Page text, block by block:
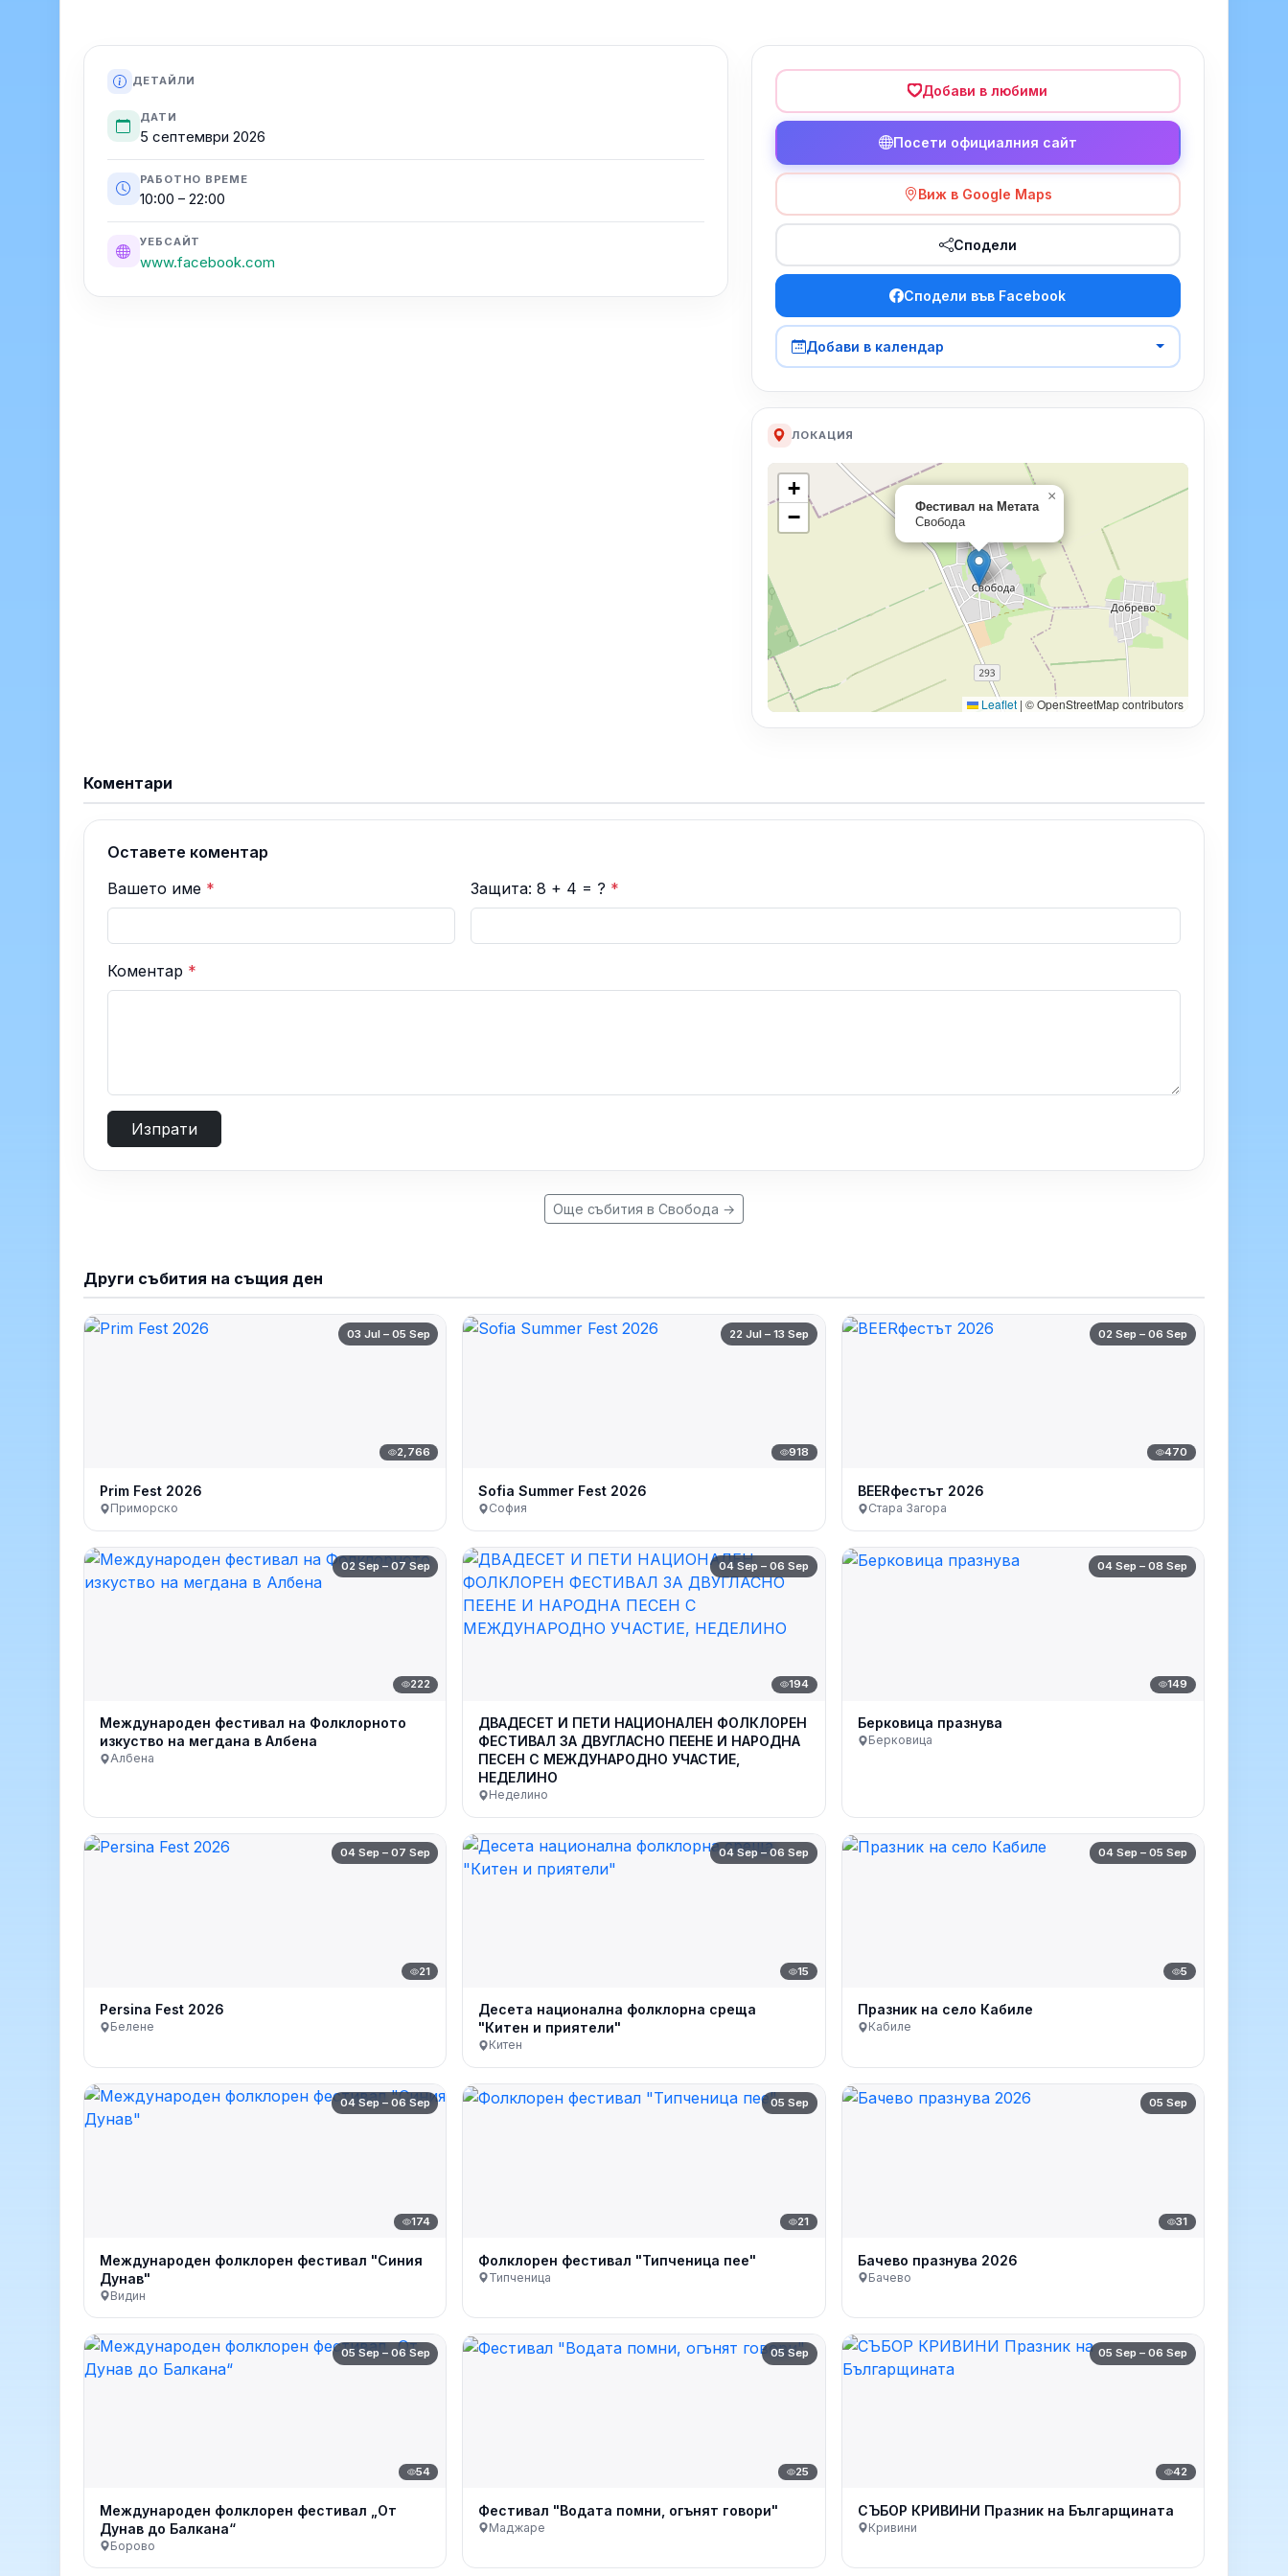
ДЕТАЙЛИ
ДАТИ
5 септември 2026
РАБОТНО ВРЕМЕ
10:00 – 22:00
УЕБСАЙТ
www.facebook.com
Добави в любими
Посети официалния сайт
Виж в Google Maps
Сподели
Сподели във Facebook
Добави в календар
ЛОКАЦИЯ
Фестивал на Метата
Свобода
×
+
−
Leaflet | © OpenStreetMap contributors
Коментари
Оставете коментар
Вашето име * Защита: 8 + 4 = ? *
Коментар *
Изпрати
Още събития в Свобода →
Други събития на същия ден
03 Jul – 05 Sep
2,766
Prim Fest 2026
Приморско
22 Jul – 13 Sep
918
Sofia Summer Fest 2026
София
02 Sep – 06 Sep
470
BEERфестът 2026
Стара Загора
02 Sep – 07 Sep
222
Международен фестивал на Фолклорното
изкуство на мегдана в Албена
Албена
04 Sep – 06 Sep
194
ДВАДЕСЕТ И ПЕТИ НАЦИОНАЛЕН ФОЛКЛОРЕН
ФЕСТИВАЛ ЗА ДВУГЛАСНО ПЕЕНЕ И НАРОДНА
ПЕСЕН С МЕЖДУНАРОДНО УЧАСТИЕ,
НЕДЕЛИНО
Неделино
04 Sep – 08 Sep
149
Берковица празнува
Берковица
04 Sep – 07 Sep
21
Persina Fest 2026
Белене
04 Sep – 06 Sep
15
Десета национална фолклорна среща
"Китен и приятели"
Китен
04 Sep – 05 Sep
5
Празник на село Кабиле
Кабиле
04 Sep – 06 Sep
174
Международен фолклорен фестивал "Синия
Дунав"
Видин
05 Sep
21
Фолклорен фестивал "Типченица пее"
Типченица
05 Sep
31
Бачево празнува 2026
Бачево
05 Sep – 06 Sep
54
Международен фолклорен фестивал „От
Дунав до Балкана“
Борово
05 Sep
25
Фестивал "Водата помни, огънят говори"
Маджаре
05 Sep – 06 Sep
42
СЪБОР КРИВИНИ Празник на Българщината
Кривини